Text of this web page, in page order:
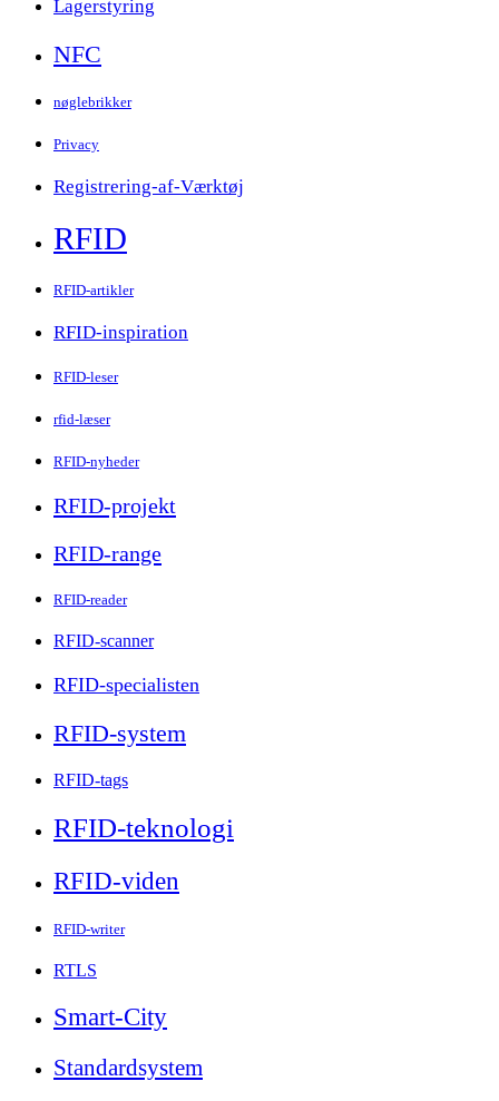
Lagerstyring
NFC
nøglebrikker
Privacy
Registrering-af-Værktøj
RFID
RFID-artikler
RFID-inspiration
RFID-leser
rfid-læser
RFID-nyheder
RFID-projekt
RFID-range
RFID-reader
RFID-scanner
RFID-specialisten
RFID-system
RFID-tags
RFID-teknologi
RFID-viden
RFID-writer
RTLS
Smart-City
Standardsystem